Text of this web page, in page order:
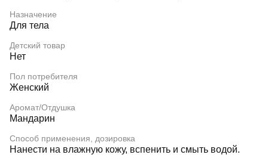
Назначение
Для тела
Детский товар
Нет
Пол потребителя
Женский
Аромат/Отдушка
Мандарин
Способ применения, дозировка
Нанести на влажную кожу, вспенить и смыть водой.